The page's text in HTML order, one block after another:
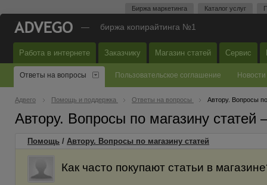
Биржа маркетинга Каталог услуг
— биржа копирайтинга №1
Работа в интернете Заказчику Магазин статей Сервис
Ответы на вопросы Пользовательское соглашение Новости
Адвего Помощь и поддержка Ответы на вопросы Автору. Вопросы
Автору. Вопросы по магазину
Помощь / Автору. Вопросы по магазину статей
Как часто покупают статьи в